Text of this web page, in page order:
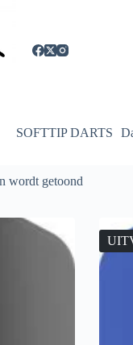
SOFTTIP DARTS
wordt getoond